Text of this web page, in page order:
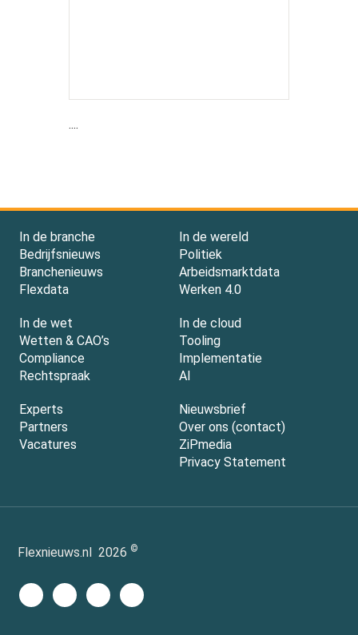
....
In de branche
Bedrijfsnieuws
Branchenieuws
Flexdata
In de wereld
Politiek
Arbeidsmarktdata
Werken 4.0
In de wet
Wetten & CAO’s
Compliance
Rechtspraak
In de cloud
Tooling
Implementatie
AI
Experts
Partners
Vacatures
Nieuwsbrief
Over ons (contact)
ZiPmedia
Privacy Statement
Flexnieuws.nl 2026 ©